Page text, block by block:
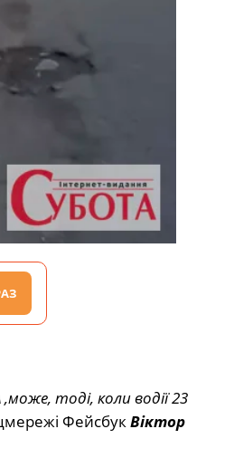
,може, тоді, коливодії 23
ФейсбукВіктор